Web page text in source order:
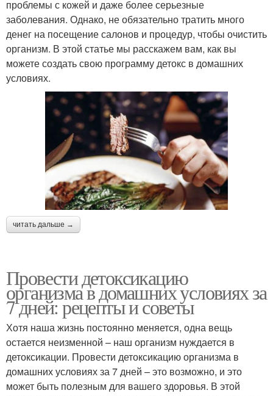
проблемы с кожей и даже более серьезные
заболевания. Однако, не обязательно тратить много
денег на посещение салонов и процедур, чтобы очистить
организм. В этой статье мы расскажем вам, как вы
можете создать свою программу детокс в домашних
условиях.
читать дальше →
Провести детоксикацию
организма в домашних условиях за
7 дней: рецепты и советы
Хотя наша жизнь постоянно меняется, одна вещь
остается неизменной – наш организм нуждается в
детоксикации. Провести детоксикацию организма в
домашних условиях за 7 дней – это возможно, и это
может быть полезным для вашего здоровья. В этой